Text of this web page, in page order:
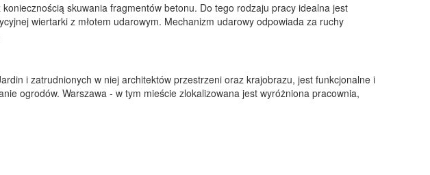
skuwania fragmentów betonu. Do tego rodzaju pracy idealna jest
wiertarki z młotem udarowym. Mechanizm udarowy odpowiada za ruchy
i zatrudnionych w niej architektów przestrzeni oraz krajobrazu, jest funkcjonalne i
ogrodów. Warszawa - w tym mieście zlokalizowana jest wyróżniona pracownia,